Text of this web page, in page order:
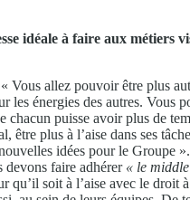
idéale à faire aux métiers
« Vous allez pouvoir être plus
les énergies des autres. Vous
chacun puisse avoir plus de
être plus à l’aise dans ses
idées pour le Groupe
devons faire adhérer « le
qu’il soit à l’aise avec le droit